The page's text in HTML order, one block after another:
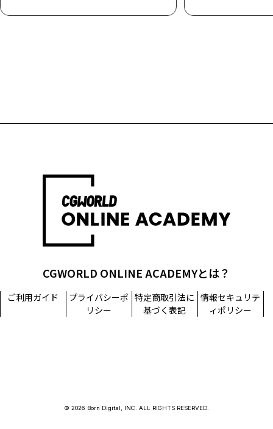
CGWORLD ONLINE ACADEMYとは？
ご利用ガイド
プライバシーポ
リシー
特定商取引法に
基づく表記
情報セキュリテ
ィポリシー
© 2026 Born Digital, INC. ALL RIGHTS RESERVED.